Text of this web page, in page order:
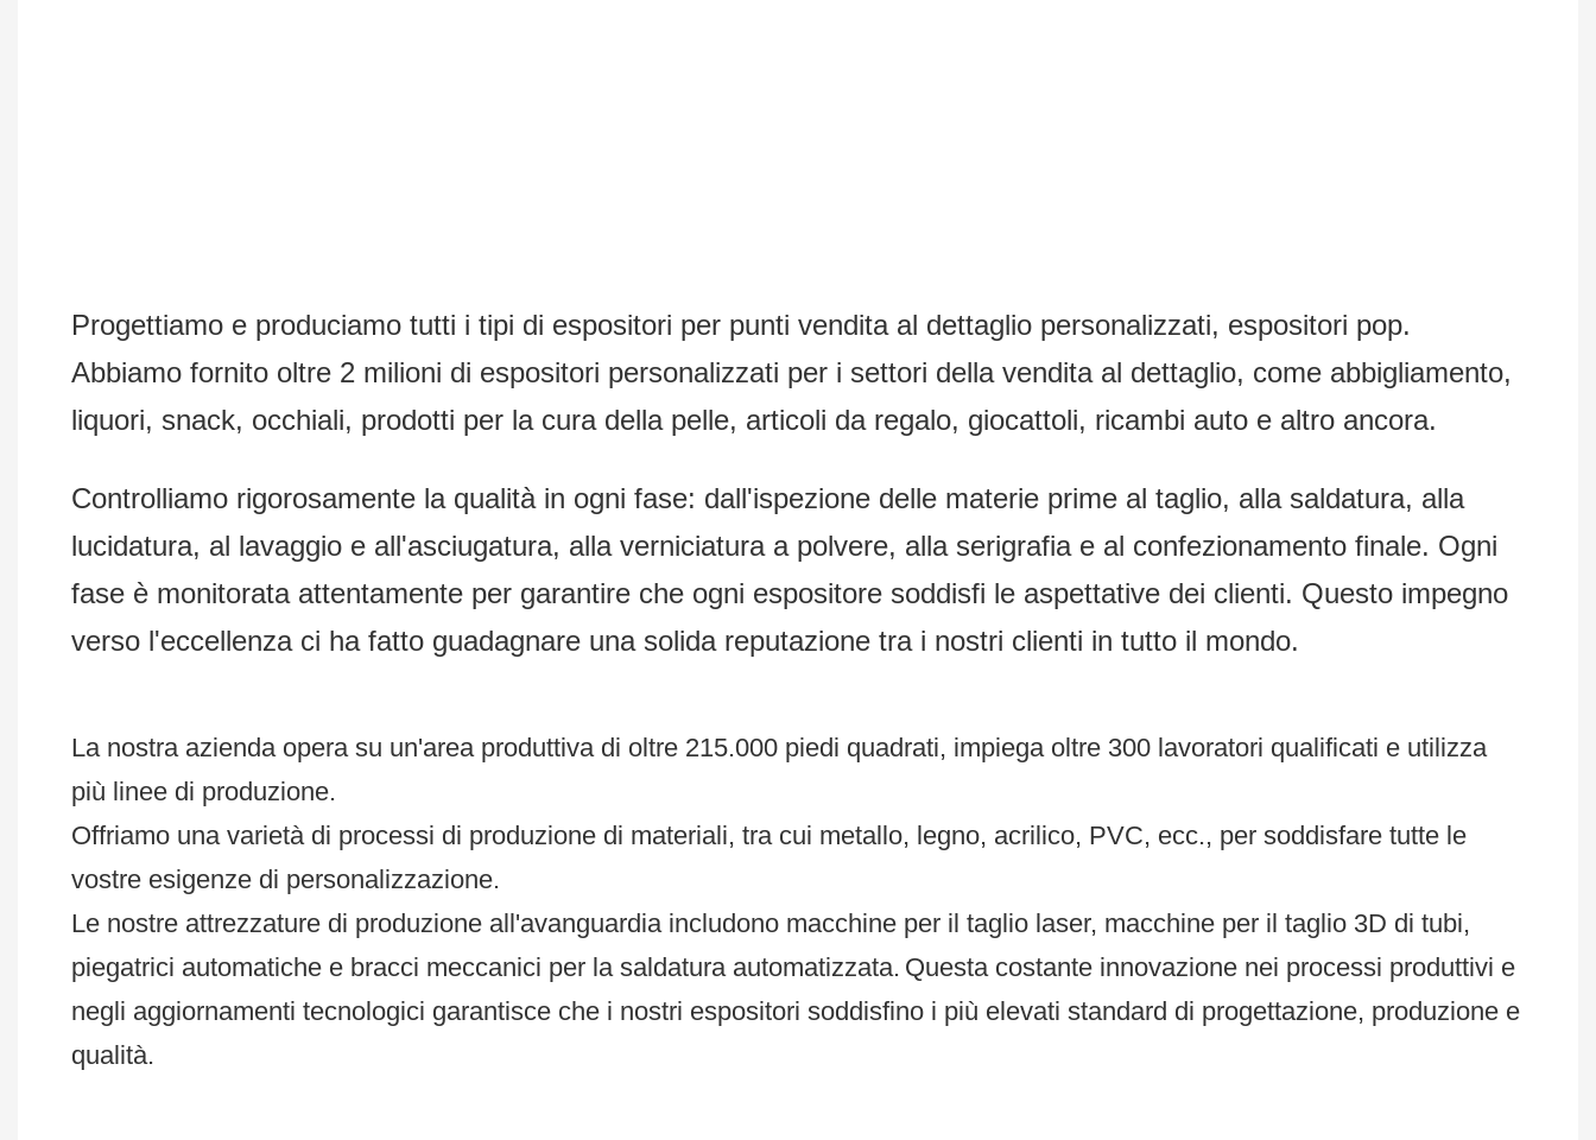
Progettiamo e produciamo tutti i tipi di espositori per punti vendita al dettaglio personalizzati, espositori pop.
Abbiamo fornito oltre 2 milioni di espositori personalizzati per i settori della vendita al dettaglio, come abbigliamento,
liquori, snack, occhiali, prodotti per la cura della pelle, articoli da regalo, giocattoli, ricambi auto e altro ancora.
Controlliamo rigorosamente la qualità in ogni fase: dall'ispezione delle materie prime al taglio, alla saldatura, alla
lucidatura, al lavaggio e all'asciugatura, alla verniciatura a polvere, alla serigrafia e al confezionamento finale. Ogni
fase è monitorata attentamente per garantire che ogni espositore soddisfi le aspettative dei clienti. Questo impegno
verso l'eccellenza ci ha fatto guadagnare una solida reputazione tra i nostri clienti in tutto il mondo.
La nostra azienda opera su un'area produttiva di oltre 215.000 piedi quadrati, impiega oltre 300 lavoratori qualificati e utilizza
più linee di produzione.
Offriamo una varietà di processi di produzione di materiali, tra cui metallo, legno, acrilico, PVC, ecc., per soddisfare tutte le
vostre esigenze di personalizzazione.
Le nostre attrezzature di produzione all'avanguardia includono macchine per il taglio laser, macchine per il taglio 3D di tubi,
piegatrici automatiche e bracci meccanici per la saldatura automatizzata. Questa costante innovazione nei processi produttivi e
negli aggiornamenti tecnologici garantisce che i nostri espositori soddisfino i più elevati standard di progettazione, produzione e
qualità.